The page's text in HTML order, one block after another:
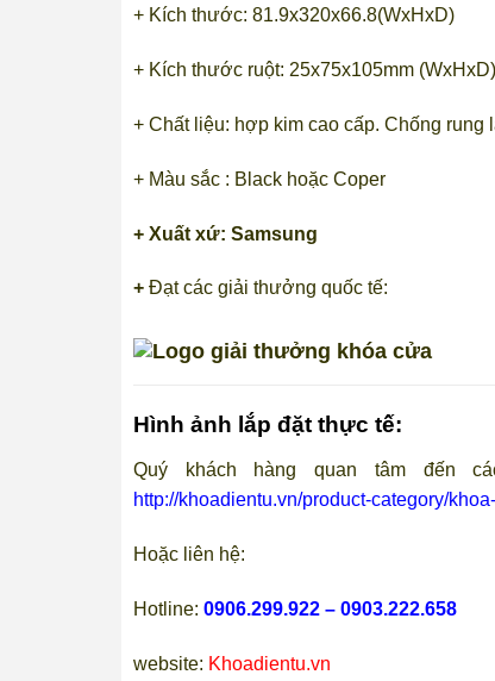
+ Kích thước: 81.9x320x66.8(WxHxD)
+ Kích thước ruột: 25x75x105mm (WxHxD)
+ Chất liệu: hợp kim cao cấp. Chống rung
+ Màu sắc : Black hoặc Coper
+ Xuất xứ: Samsung
+ Đạt các giải thưởng quốc tế:
Hình ảnh lắp đặt thực tế:
Quý khách hàng quan tâm đến
http://khoadientu.vn/product-category/
Hoặc liên hệ:
Hotline: 0906.299.922 – 0903.222.658
website: Khoadientu.vn